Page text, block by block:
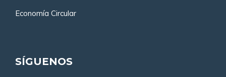
Economía Circular
SÍGUENOS